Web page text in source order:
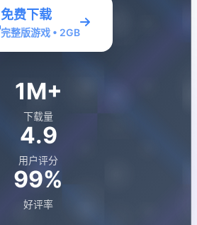
免费下载
完整版游戏 • 2GB
1M+
下载量
4.9
用户评分
99%
好评率